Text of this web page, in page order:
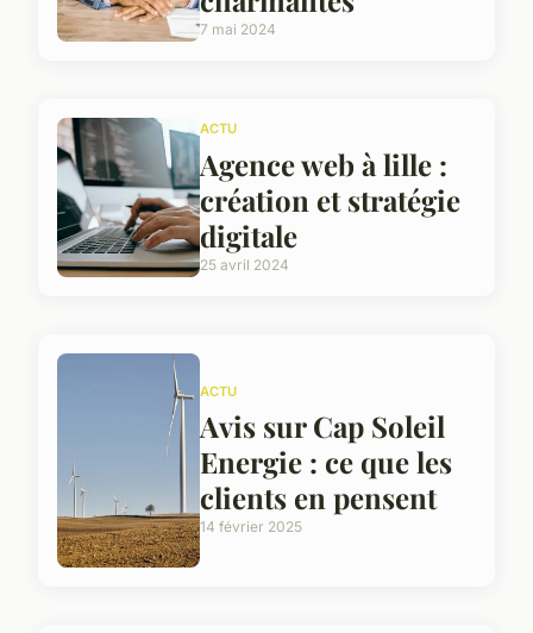
7 mai 2024
ACTU
Agence web à lille :
création et stratégie
digitale
25 avril 2024
ACTU
Avis sur Cap Soleil
Energie : ce que les
clients en pensent
14 février 2025